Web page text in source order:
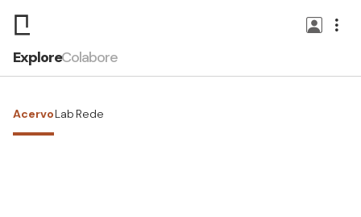
ExploreColabore
AcervoLab Rede